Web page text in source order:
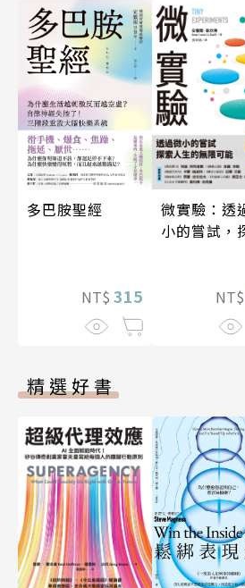
多巴胺聖經
NT$ 315
微實驗：透
小的嘗試，
NT$
精選好書